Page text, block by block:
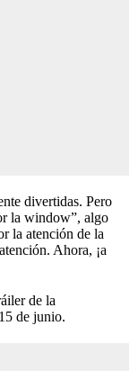
divertidas. Pero
la window”, algo
la atención de la
Ahora, ¡a
de la
de junio.